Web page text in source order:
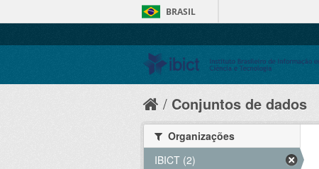
BRASIL
Conjuntos de dados
Organizações
IBICT (2)